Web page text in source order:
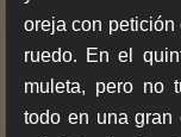
oreja con petición
ruedo. En el
muleta, pero no
todo en una gran